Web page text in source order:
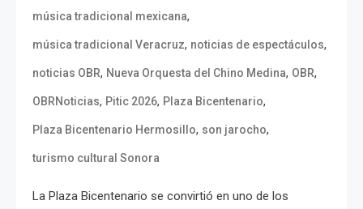
música tradicional mexicana,
música tradicional Veracruz, noticias de espectáculos,
noticias OBR, Nueva Orquesta del Chino Medina, OBR,
OBRNoticias, Pitic 2026, Plaza Bicentenario,
Plaza Bicentenario Hermosillo, son jarocho,
turismo cultural Sonora
La Plaza Bicentenario se convirtió en uno de los